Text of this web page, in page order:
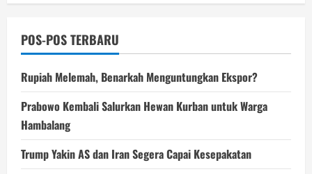
POS-POS TERBARU
Rupiah Melemah, Benarkah Menguntungkan Ekspor?
Prabowo Kembali Salurkan Hewan Kurban untuk Warga
Hambalang
Trump Yakin AS dan Iran Segera Capai Kesepakatan